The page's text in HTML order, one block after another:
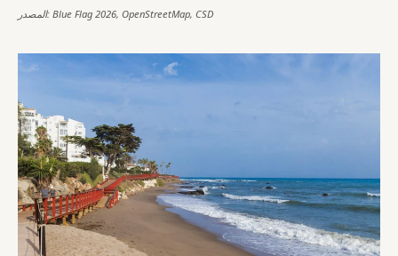
المصدر: Blue Flag 2026, OpenStreetMap, CSD